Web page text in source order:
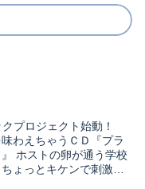
プロジェクト始動！
わえちゃうＣＤ『プラ
ホストの卵が通う学校
ょっとキケンで刺激的
、第３弾が登場！